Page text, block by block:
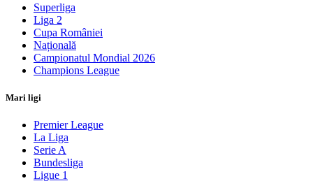
Superliga
Liga 2
Cupa României
Națională
Campionatul Mondial 2026
Champions League
Mari ligi
Premier League
La Liga
Serie A
Bundesliga
Ligue 1